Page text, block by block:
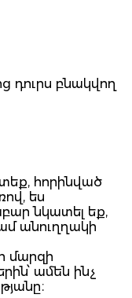
դուրս բնակվող
հորինված
ես
նկատել եք,
անուղղակի
մարզի
ամեն ինչ